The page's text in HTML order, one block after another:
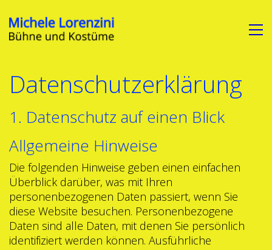
Datenschutzerklärung
1. Datenschutz auf einen Blick
Allgemeine Hinweise
Die folgenden Hinweise geben einen einfachen
Überblick darüber, was mit Ihren
personenbezogenen Daten passiert, wenn Sie
diese Website besuchen. Personenbezogene
Daten sind alle Daten, mit denen Sie persönlich
identifiziert werden können. Ausführliche